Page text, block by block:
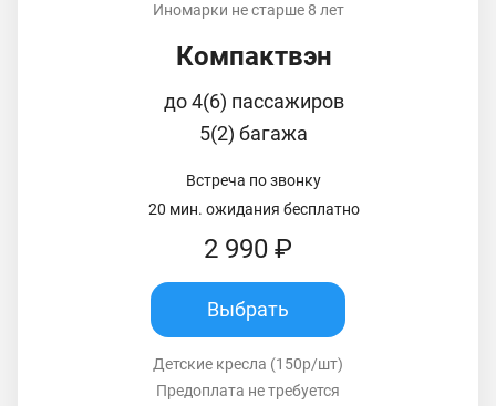
Иномарки не старше 8 лет
Компактвэн
до 4(6) пассажиров
5(2) багажа
Встреча по звонку
20 мин. ожидания бесплатно
2 990 ₽
Выбрать
Детские кресла (150р/шт)
Предоплата не требуется